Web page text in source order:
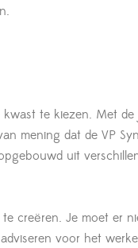
te kiezen. Met
mening dat de VP
uit
creëren. Je moet er
voor het